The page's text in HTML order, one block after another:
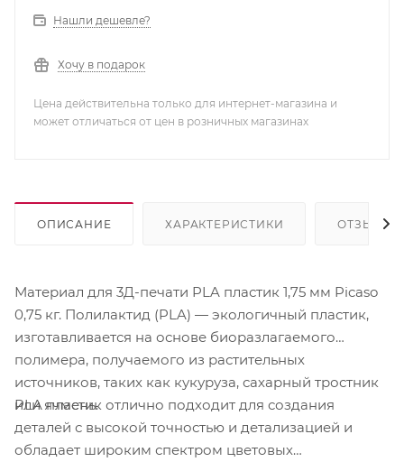
Нашли дешевле?
Хочу в подарок
Цена действительна только для интернет-магазина и
может отличаться от цен в розничных магазинах
ОПИСАНИЕ ХАРАКТЕРИСТИКИ ОТЗЫВЫ
Материал для 3Д-печати PLA пластик 1,75 мм Picaso
0,75 кг. Полилактид (PLA) — экологичный пластик,
изготавливается на основе биоразлагаемого
полимера, получаемого из растительных
источников, таких как кукуруза, сахарный тростник
или ячмень.
PLA пластик отлично подходит для создания
деталей с высокой точностью и детализацией и
обладает широким спектром цветовых